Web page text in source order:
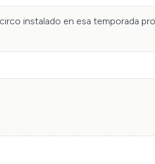
instalado en esa temporada